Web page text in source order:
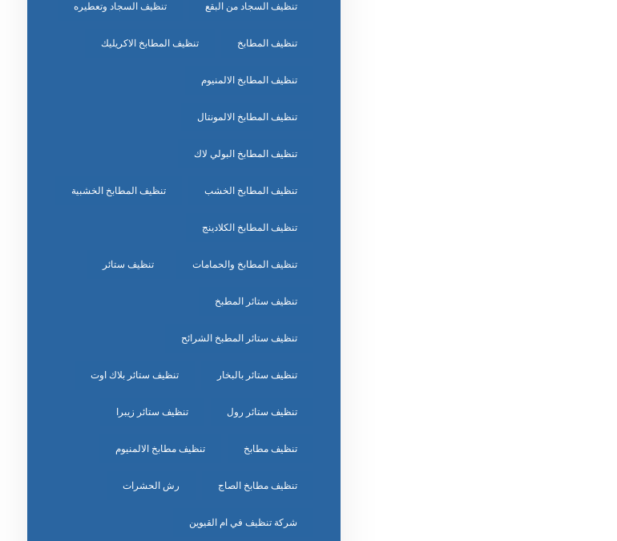
تنظيف السجاد من البقع تنظيف السجاد وتعطيره
تنظيف المطابخ تنظيف المطابخ الاكريليك
تنظيف المطابخ الالمنيوم
تنظيف المطابخ الالمونتال
تنظيف المطابخ البولي لاك
تنظيف المطابخ الخشب تنظيف المطابخ الخشبية
تنظيف المطابخ الكلادينج
تنظيف المطابخ والحمامات تنظيف ستائر
تنظيف ستائر المطبخ
تنظيف ستائر المطبخ الشرائح
تنظيف ستائر بالبخار تنظيف ستائر بلاك اوت
تنظيف ستائر رول تنظيف ستائر زيبرا
تنظيف مطابخ تنظيف مطابخ الالمنيوم
تنظيف مطابخ الصاج رش الحشرات
شركة تنظيف في ام القيوين